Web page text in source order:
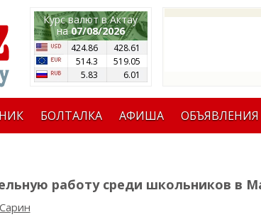
Курс валют в Актау
на07/08/2026
424.86
428.61
514.3
519.05
5.83
6.01
БОЛТАЛКА АФИША ОБЪЯВЛЕНИЯ
работу среди школьников в